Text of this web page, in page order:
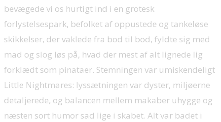
bevægede vi os hurtigt ind i en grotesk
forlystelsespark, befolket af oppustede og tankeløse
skikkelser, der vaklede fra bod til bod, fyldte sig med
mad og slog løs på, hvad der mest af alt lignede lig
forklædt som pinataer. Stemningen var umiskendeligt
Little Nightmares: lyssætningen var dyster, miljøerne
detaljerede, og balancen mellem makaber uhygge og
næsten sort humor sad lige i skabet. Alt var badet i